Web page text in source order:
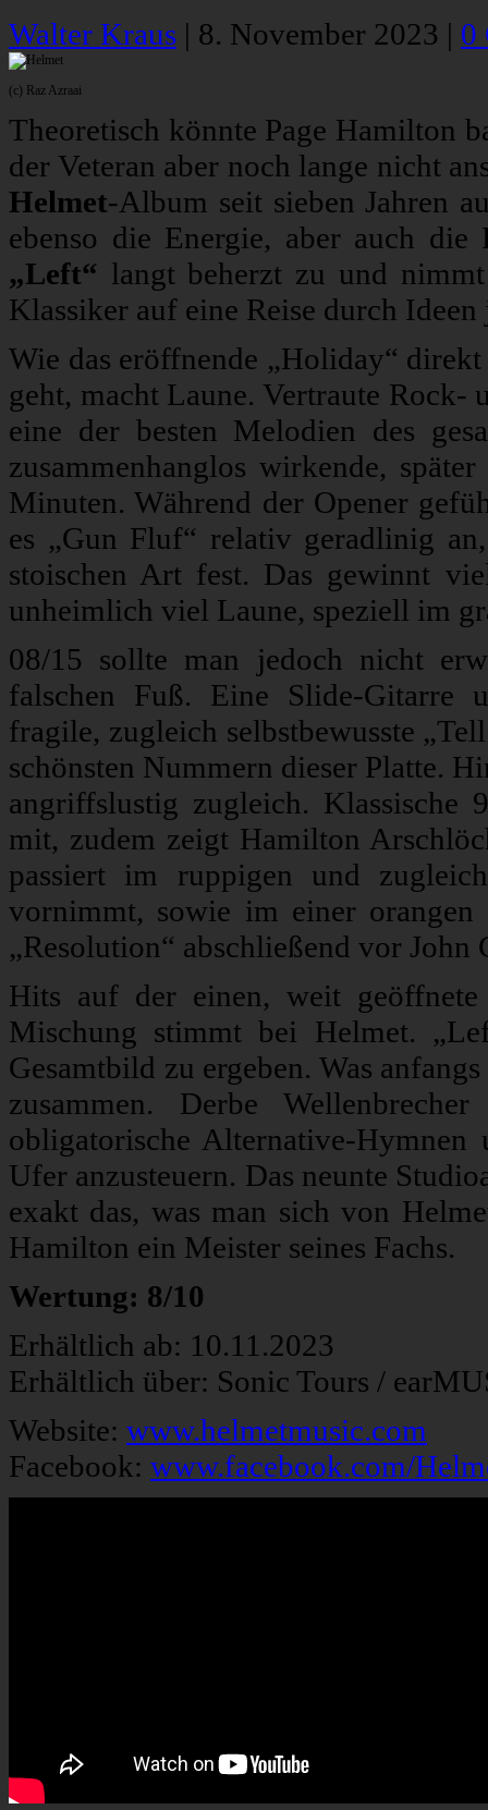
Walter Kraus | 8. November 2023 | 0
(c) Raz Azraai
Theoretisch könnte Page Hamilton
der Veteran aber noch lange nicht
Helmet-Album seit sieben Jahren
ebenso die Energie, aber auch
„Left“ langt beherzt zu und
Klassiker auf eine Reise durch Ideen
Wie das eröffnende „Holiday“
geht, macht Laune. Vertraute
eine der besten Melodien des
zusammenhanglos wirkende,
Minuten. Während der Opener
es „Gun Fluf“ relativ geradlinig
stoischen Art fest. Das gewinnt
unheimlich viel Laune, speziell im
08/15 sollte man jedoch nicht
falschen Fuß. Eine Slide-Gitarre
fragile, zugleich selbstbewusste
schönsten Nummern dieser Platte.
angriffslustig zugleich. Klassische
mit, zudem zeigt Hamilton
passiert im ruppigen und
vornimmt, sowie im einer orangen
„Resolution“ abschließend vor
Hits auf der einen, weit
Mischung stimmt bei Helmet.
Gesamtbild zu ergeben. Was
zusammen. Derbe
obligatorische Alternative-Hymnen
Ufer anzusteuern. Das neunte
exakt das, was man sich von
Hamilton ein Meister seines Fachs.
Wertung: 8/10
Erhältlich ab: 10.11.2023
Erhältlich über: Sonic Tours /
Website: www.helmetmusic.com
Facebook: www.facebook.com/